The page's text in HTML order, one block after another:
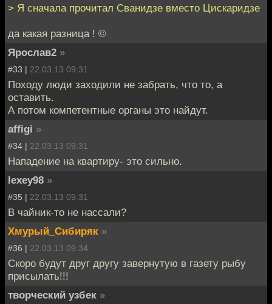
> Я сначала прочитал Сванидзе вместо Цискаридзе
да какая разница ! ©
Ярослав2 »
#33 | 22.03.13 09:31
Походу люди заходили не забрать, что то, а
оставить.
А потом компетентные органы это найдут.
affigi »
#34 | 22.03.13 09:31
Нападение на квартиру- это сильно.
lexey98 »
#35 | 22.03.13 09:31
В чайник-то не нассали?
Хмурый_Сибиряк »
#36 | 22.03.13 09:34
Скоро будут друг другу завернутую в газету рыбу
присылать!!!
творческий узбек »